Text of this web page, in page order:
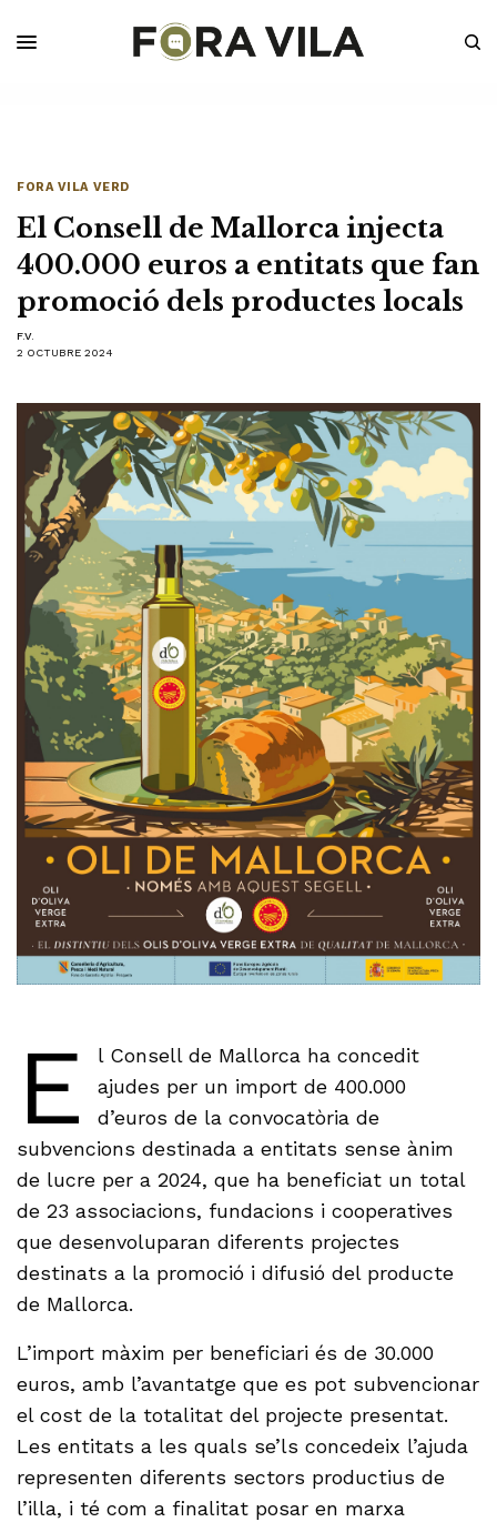
FORA VILA VERD
El Consell de Mallorca injecta
400.000 euros a entitats que fan
promoció dels productes locals
F.V.
2 OCTUBRE 2024
E
l Consell de Mallorca ha concedit
ajudes per un import de 400.000
d’euros de la convocatòria de
subvencions destinada a entitats sense ànim
de lucre per a 2024, que ha beneficiat un total
de 23 associacions, fundacions i cooperatives
que desenvoluparan diferents projectes
destinats a la promoció i difusió del producte
de Mallorca.
L’import màxim per beneficiari és de 30.000
euros, amb l’avantatge que es pot subvencionar
el cost de la totalitat del projecte presentat.
Les entitats a les quals se’ls concedeix l’ajuda
representen diferents sectors productius de
l’illa, i té com a finalitat posar en marxa